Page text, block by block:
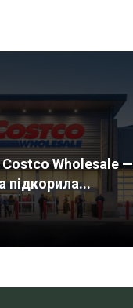
Wholesale —
підкорила...